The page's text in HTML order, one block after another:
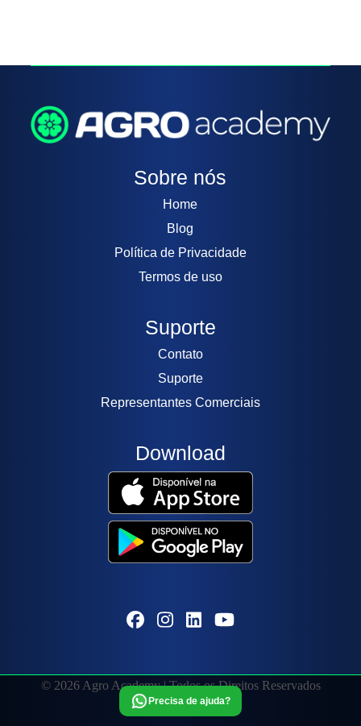
Precisa de ajuda?
Sobre nós
Home
Blog
Política de Privacidade
Termos de uso
Suporte
Contato
Suporte
Representantes Comerciais
Download
© 2026 Agro Academy | Todos os Direitos Reservados